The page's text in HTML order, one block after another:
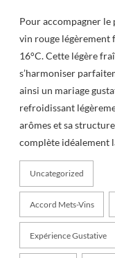
Pour accompagner le
vin rouge légèrement
16°C. Cette légère
s’harmoniser
ainsi un mariage
refroidissant
arômes et sa
complète idéalement
Uncategorized
Accord Mets-Vins
Expérience Gustative